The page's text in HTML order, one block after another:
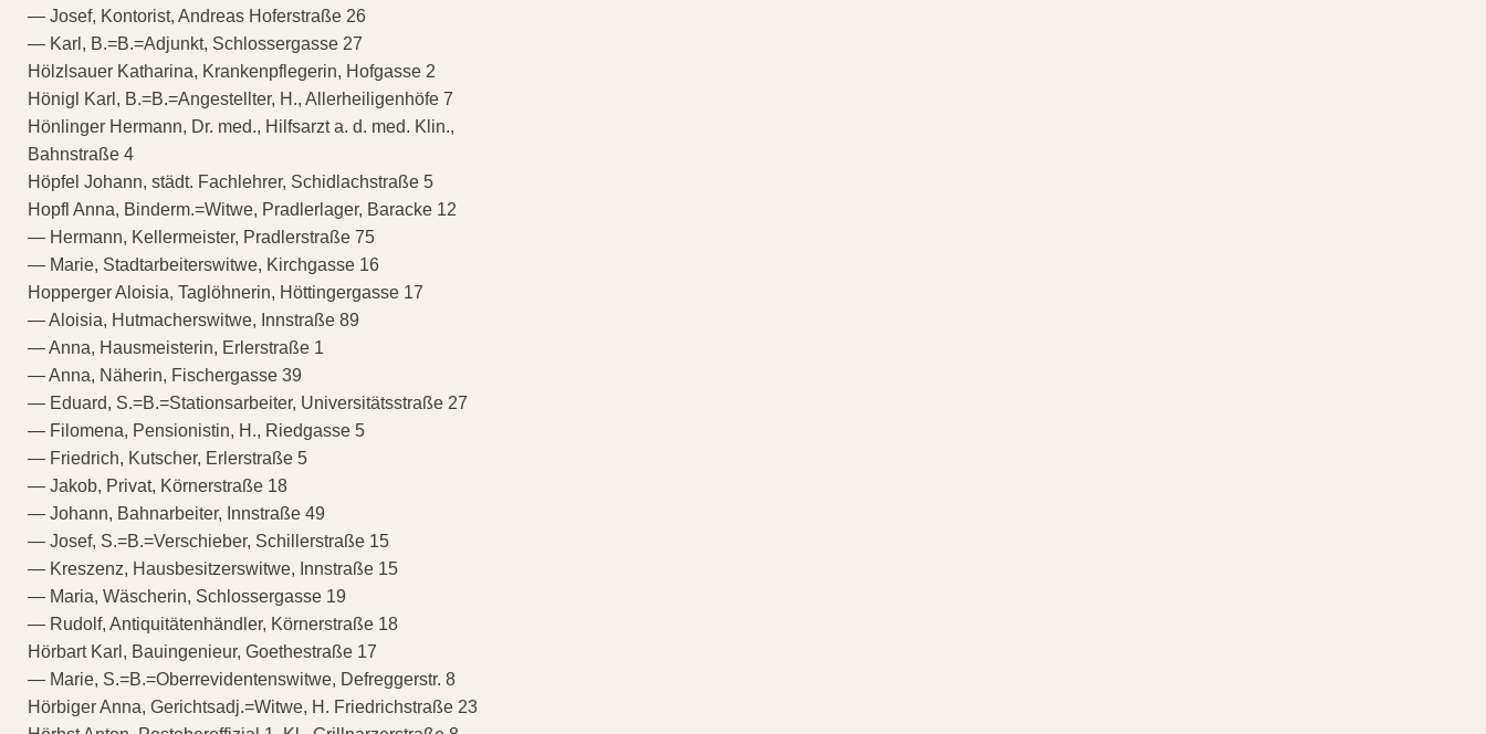
— Josef, Kontorist, Andreas Hoferstraße 26
— Karl, B.=B.=Adjunkt, Schlossergasse 27
Hölzlsauer Katharina, Krankenpflegerin, Hofgasse 2
Hönigl Karl, B.=B.=Angestellter, H., Allerheiligenhöfe 7
Hönlinger Hermann, Dr. med., Hilfsarzt a. d. med. Klin.,
Bahnstraße 4
Höpfel Johann, städt. Fachlehrer, Schidlachstraße 5
Hopfl Anna, Binderm.=Witwe, Pradlerlager, Baracke 12
— Hermann, Kellermeister, Pradlerstraße 75
— Marie, Stadtarbeiterswitwe, Kirchgasse 16
Hopperger Aloisia, Taglöhnerin, Höttingergasse 17
— Aloisia, Hutmacherswitwe, Innstraße 89
— Anna, Hausmeisterin, Erlerstraße 1
— Anna, Näherin, Fischergasse 39
— Eduard, S.=B.=Stationsarbeiter, Universitätsstraße 27
— Filomena, Pensionistin, H., Riedgasse 5
— Friedrich, Kutscher, Erlerstraße 5
— Jakob, Privat, Körnerstraße 18
— Johann, Bahnarbeiter, Innstraße 49
— Josef, S.=B.=Verschieber, Schillerstraße 15
— Kreszenz, Hausbesitzerswitwe, Innstraße 15
— Maria, Wäscherin, Schlossergasse 19
— Rudolf, Antiquitätenhändler, Körnerstraße 18
Hörbart Karl, Bauingenieur, Goethestraße 17
— Marie, S.=B.=Oberrevidentenswitwe, Defreggerstr. 8
Hörbiger Anna, Gerichtsadj.=Witwe, H. Friedrichstraße 23